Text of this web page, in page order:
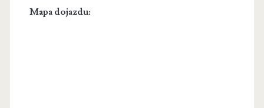
Mapa dojazdu: